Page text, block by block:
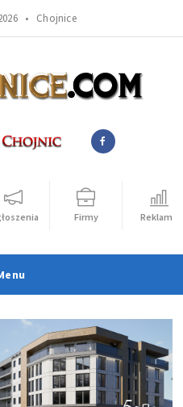
• Chojnice
Firmy Reklama